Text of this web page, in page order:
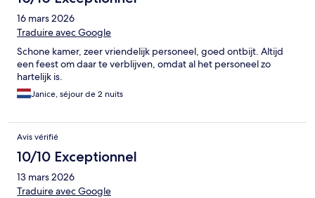
16 mars 2026
Traduire avec Google
Schone kamer, zeer vriendelijk personeel, goed ontbijt. Altijd
een feest om daar te verblijven, omdat al het personeel zo
hartelijk is.
Janice, séjour de 2 nuits
Avis vérifié
10/10 Exceptionnel
13 mars 2026
Traduire avec Google